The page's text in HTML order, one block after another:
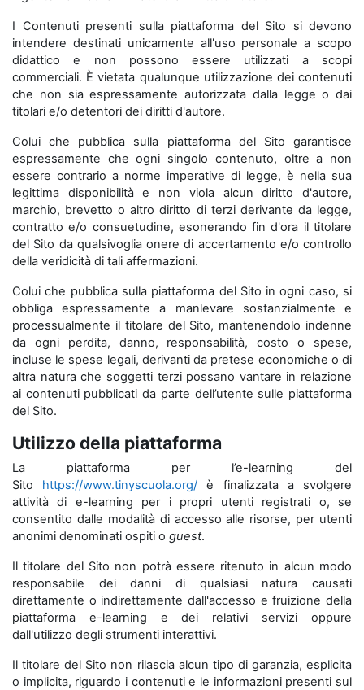
I Contenuti presenti sulla piattaforma del Sito si devono
intendere destinati unicamente all'uso personale a scopo
didattico e non possono essere utilizzati a scopi
commerciali. È vietata qualunque utilizzazione dei contenuti
che non sia espressamente autorizzata dalla legge o dai
titolari e/o detentori dei diritti d'autore.
Colui che pubblica sulla piattaforma del Sito garantisce
espressamente che ogni singolo contenuto, oltre a non
essere contrario a norme imperative di legge, è nella sua
legittima disponibilità e non viola alcun diritto d'autore,
marchio, brevetto o altro diritto di terzi derivante da legge,
contratto e/o consuetudine, esonerando fin d'ora il titolare
del Sito da qualsivoglia onere di accertamento e/o controllo
della veridicità di tali affermazioni.
Colui che pubblica sulla piattaforma del Sito in ogni caso, si
obbliga espressamente a manlevare sostanzialmente e
processualmente il titolare del Sito, mantenendolo indenne
da ogni perdita, danno, responsabilità, costo o spese,
incluse le spese legali, derivanti da pretese economiche o di
altra natura che soggetti terzi possano vantare in relazione
ai contenuti pubblicati da parte dell’utente sulle piattaforma
del Sito.
Utilizzo della piattaforma
La piattaforma per l’e-learning del
Sito https://www.tinyscuola.org/ è finalizzata a svolgere
attività di e-learning per i propri utenti registrati o, se
consentito dalle modalità di accesso alle risorse, per utenti
anonimi denominati ospiti o guest.
Il titolare del Sito non potrà essere ritenuto in alcun modo
responsabile dei danni di qualsiasi natura causati
direttamente o indirettamente dall'accesso e fruizione della
piattaforma e-learning e dei relativi servizi oppure
dall'utilizzo degli strumenti interattivi.
Il titolare del Sito non rilascia alcun tipo di garanzia, esplicita
o implicita, riguardo i contenuti e le informazioni presenti sul